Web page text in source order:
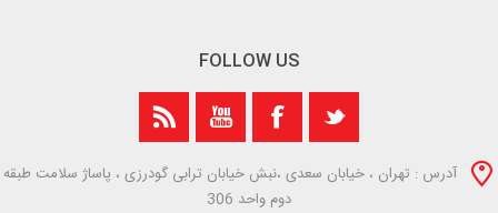
FOLLOW US
آدرس : تهران ، خیابان سعدی ،نبش خیابان ترابی گودرزی ، پاساژ سلامت طبقه
دوم واحد 306